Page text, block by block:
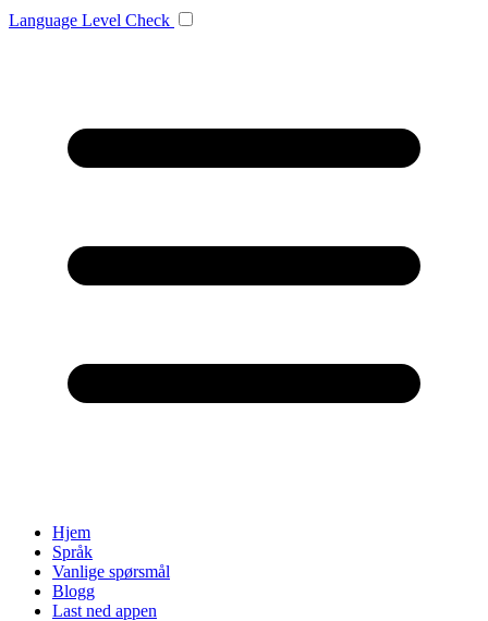
Language Level Check
Hjem
Språk
Vanlige spørsmål
Blogg
Last ned appen